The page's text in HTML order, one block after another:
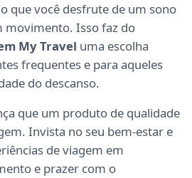
que você desfrute de um sono
movimento. Isso faz do
My Travel uma escolha
frequentes e para aqueles
do descanso.
que um produto de qualidade
Invista no seu bem-estar e
de viagem em
e prazer com o